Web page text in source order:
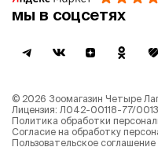
мы в соцсетях
© 2026 Зоомагазин Четыре
Лицензия: Л042-00118-77/
Политика обработки
Согласие на обработку
Пользовательское соглашение